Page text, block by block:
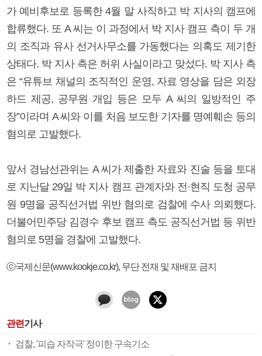
가 예비후보로 등록한 4월 말 사직하고 박 지사의 캠프에
합류했다. 또 A 씨는 이 과정에서 박 지사 캠프 측이 두 개
의 조직과 유사 선거사무소를 가동했다는 의혹도 제기한
상태다. 박 지사 측은 허위 사실이라고 맞섰다. 박 지사 측
은 “유튜브 채널의 조직적인 운영, 자료 영상을 담은 외장
하드 제공, 공무원 개입 등은 모두 A 씨의 일방적인 주
장”이라며 A 씨와 이를 처음 보도한 기자를 명예훼손 등의
혐의로 고발했다.
앞서 경남선관위는 A 씨가 제출한 자료와 진술 등을 토대
로 지난달 29일 박 지사 캠프 관계자와 전·현직 도청 공무
원 9명을 공직선거법 위반 혐의로 검찰에 수사 의뢰했다.
더불어민주당 김경수 후보 캠프 측도 공직선거법 등 위반
혐의로 5명을 경찰에 고발했다.
ⓒ국제신문(www.kookje.co.kr), 무단 전재 및 재배포 금지
관련기사
검찰, '피습 자작극' 정이한 구속기소